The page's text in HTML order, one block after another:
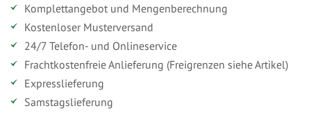
Komplettangebot und Mengenberechnung
Kostenloser Musterversand
24/7 Telefon- und Onlineservice
Frachtkostenfreie Anlieferung (Freigrenzen siehe Artikel)
Expresslieferung
Samstagslieferung